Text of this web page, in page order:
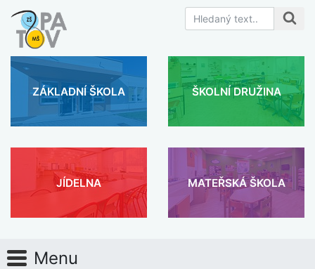
ZÁKLADNÍ ŠKOLA ŠKOLNÍ DRUŽINA
JÍDELNA MATEŘSKÁ ŠKOLA
Menu